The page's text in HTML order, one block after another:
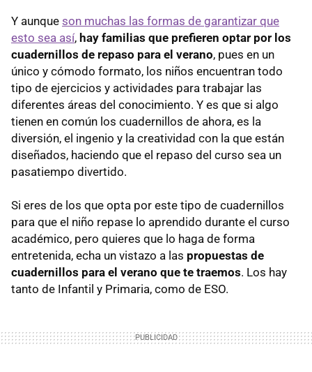
Y aunque son muchas las formas de garantizar que
esto sea así, hay familias que prefieren optar por los
cuadernillos de repaso para el verano, pues en un
único y cómodo formato, los niños encuentran todo
tipo de ejercicios y actividades para trabajar las
diferentes áreas del conocimiento. Y es que si algo
tienen en común los cuadernillos de ahora, es la
diversión, el ingenio y la creatividad con la que están
diseñados, haciendo que el repaso del curso sea un
pasatiempo divertido.
Si eres de los que opta por este tipo de cuadernillos
para que el niño repase lo aprendido durante el curso
académico, pero quieres que lo haga de forma
entretenida, echa un vistazo a las propuestas de
cuadernillos para el verano que te traemos. Los hay
tanto de Infantil y Primaria, como de ESO.